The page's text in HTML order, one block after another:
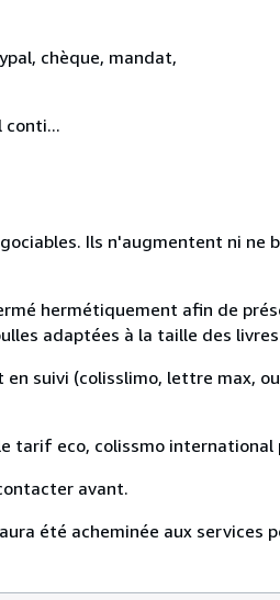
chèque, mandat,
conti...
Ils n'augmentent ni ne
hermétiquement afin de
adaptées à la taille des
suivi (colisslimo, lettre max,
tarif eco, colissmo international
avant.
été acheminée aux services